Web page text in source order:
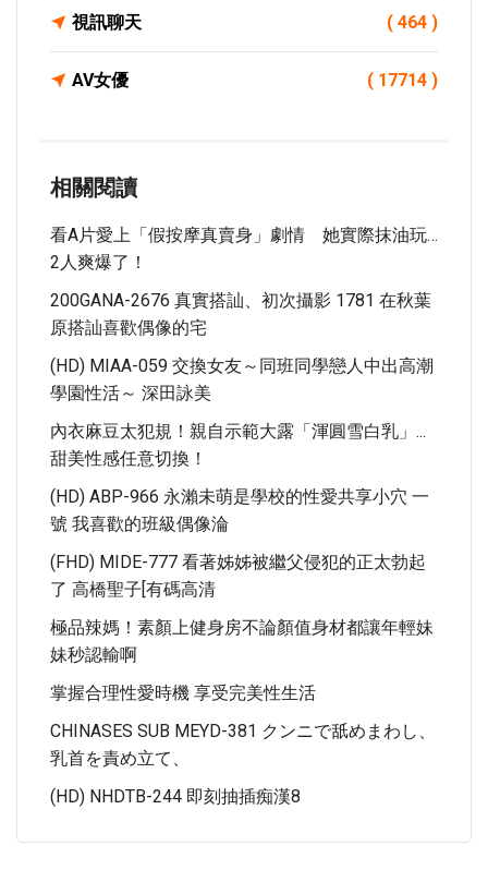
視訊聊天 ( 464 )
AV女優 ( 17714 )
相關閱讀
看A片愛上「假按摩真賣身」劇情 她實際抹油玩…
2人爽爆了！
200GANA-2676 真實搭訕、初次攝影 1781 在秋葉
原搭訕喜歡偶像的宅
(HD) MIAA-059 交換女友～同班同學戀人中出高潮
學園性活～ 深田詠美
內衣麻豆太犯規！親自示範大露「渾圓雪白乳」...
甜美性感任意切換！
(HD) ABP-966 永瀨未萌是學校的性愛共享小穴 一
號 我喜歡的班級偶像淪
(FHD) MIDE-777 看著姊姊被繼父侵犯的正太勃起
了 高橋聖子[有碼高清
極品辣媽！素顏上健身房不論顏值身材都讓年輕妹
妹秒認輸啊
掌握合理性愛時機 享受完美性生活
CHINASES SUB MEYD-381 クンニで舐めまわし、
乳首を責め立て、
(HD) NHDTB-244 即刻抽插痴漢8